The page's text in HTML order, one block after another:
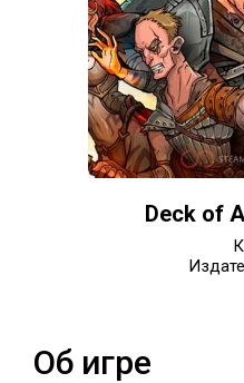
Deck of
Об игре